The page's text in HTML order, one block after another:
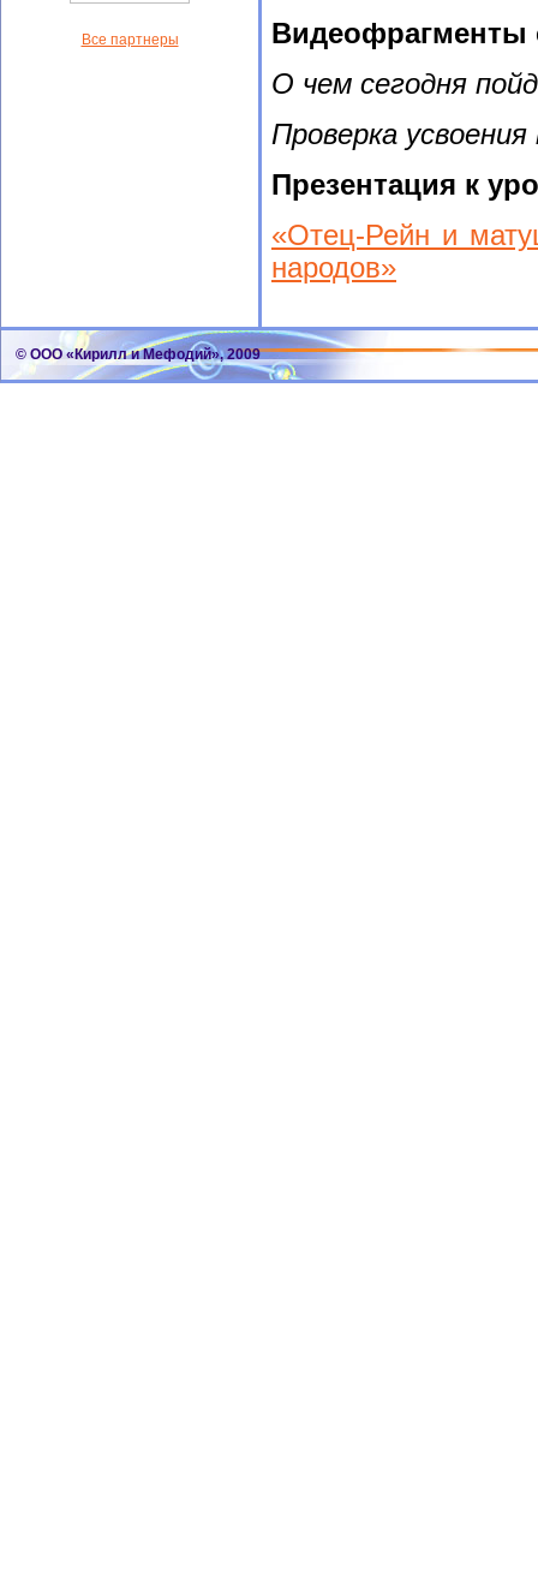
Все партнеры
Видеофрагменты
О чем сегодня
Проверка
Презентация к
«Отец-Рейн и
народов»
© ООО «Кирилл и Мефодий», 2009